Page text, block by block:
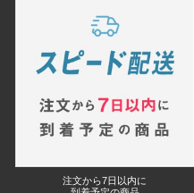
注文から7日以内に